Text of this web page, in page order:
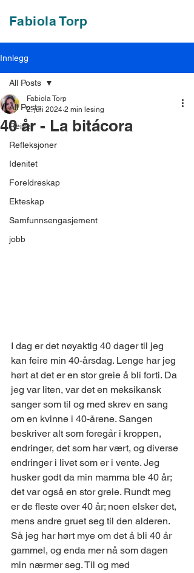
Fabiola Torp
Innlegg
All Posts
Reise
Refleksjoner
Idenitet
Foreldreskap
Ekteskap
Samfunnsengasjement
jobb
All Posts
40 år - La bitácora
Fabiola Torp
2. juli 2024 2 min lesing
I dag er det nøyaktig 40 dager til jeg
kan feire min 40-årsdag. Lenge har jeg
hørt at det er en stor greie å bli forti. Da
jeg var liten, var det en meksikansk
sanger som til og med skrev en sang
om en kvinne i 40-årene. Sangen
beskriver alt som foregår i kroppen,
endringer, det som har vært, og diverse
endringer i livet som er i vente. Jeg
husker godt da min mamma ble 40 år;
det var også en stor greie. Rundt meg
er de fleste over 40 år; noen elsker det,
mens andre gruet seg til den alderen.
Så jeg har hørt mye om det å bli 40 år
gammel, og enda mer nå som dagen
min nærmer seg. Til og med